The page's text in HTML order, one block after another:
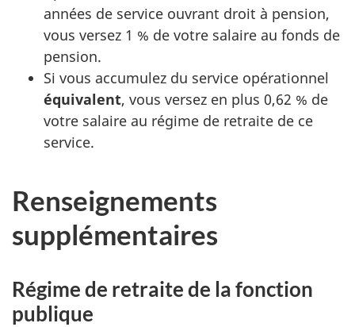
années de service ouvrant droit à pension,
vous versez 1 % de votre salaire au fonds de
pension.
Si vous accumulez du service opérationnel
équivalent, vous versez en plus 0,62 % de
votre salaire au régime de retraite de ce
service.
Renseignements
supplémentaires
Régime de retraite de la fonction
publique